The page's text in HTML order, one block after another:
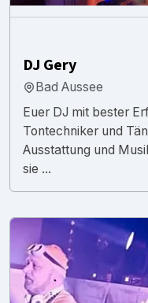
DJ Gery
Bad Aussee
Euer DJ mit bester
Tontechniker und
Ausstattung und
sie ...